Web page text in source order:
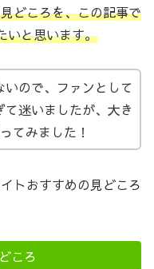
どころを、この記事で
いと思います。
ので、ファンとして
迷いましたが、大き
てみました！
トおすすめの見どころ
ころ